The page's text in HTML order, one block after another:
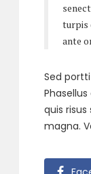
turpis
ante
Sed
quis
magna.